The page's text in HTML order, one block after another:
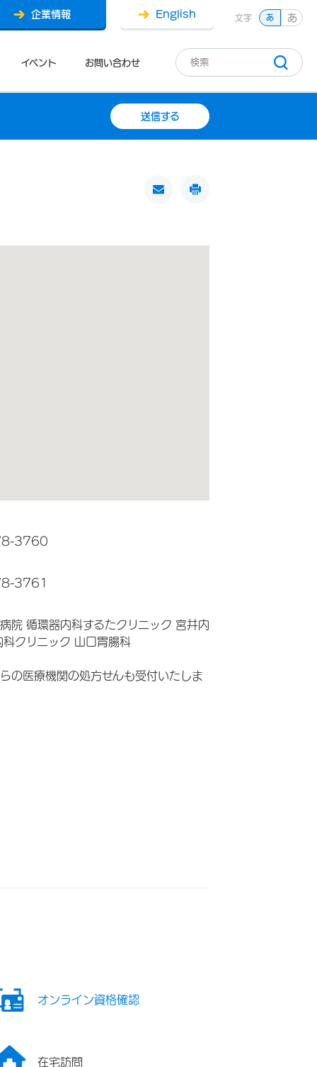
イベント お問い合わせ
企業情報 English 文字 あ あ
送信する
3760
3761
院 循環器内科するたクリニック 宮井内
科クリニック 山口胃腸科
の医療機関の処方せんも受付いたしま
オンライン資格確認
在宅訪問